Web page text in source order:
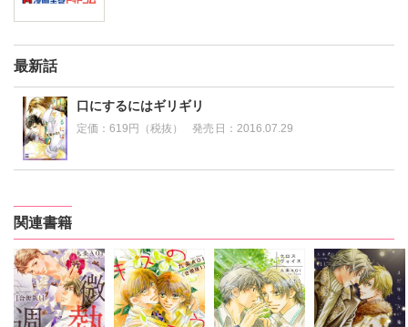
最新話
口にするにはギリギリ
定価：619円（税抜） 発売日： 2016.07.29
関連書籍